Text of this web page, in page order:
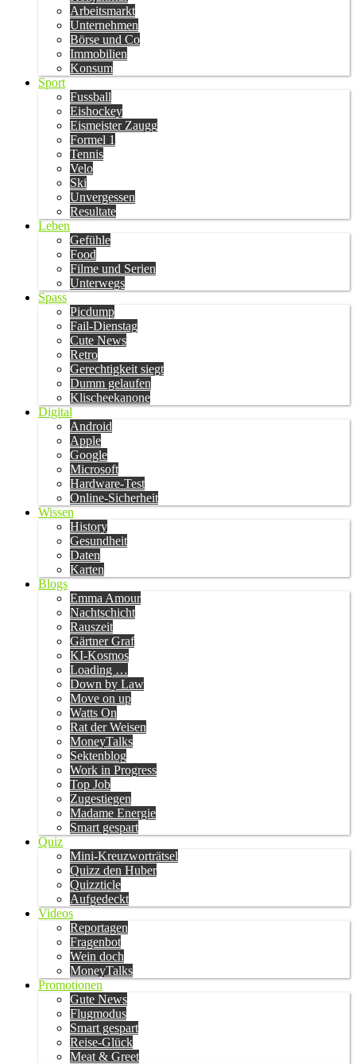
Arbeitsmarkt
Unternehmen
Börse und Co
Immobilien
Konsum
Sport
Fussball
Eishockey
Eismeister Zaugg
Formel 1
Tennis
Velo
Ski
Unvergessen
Resultate
Leben
Gefühle
Food
Filme und Serien
Unterwegs
Spass
Picdump
Fail-Dienstag
Cute News
Retro
Gerechtigkeit siegt
Dumm gelaufen
Klischeekanone
Digital
Android
Apple
Google
Microsoft
Hardware-Test
Online-Sicherheit
Wissen
History
Gesundheit
Daten
Karten
Blogs
Emma Amour
Nachtschicht
Rauszeit
Gärtner Graf
KI-Kosmos
Loading …
Down by Law
Move on up
Watts On
Rat der Weisen
MoneyTalks
Sektenblog
Work in Progress
Top Job
Zugestiegen
Madame Energie
Smart gespart
Quiz
Mini-Kreuzworträtsel
Quizz den Huber
Quizzticle
Aufgedeckt
Videos
Reportagen
Fragenbot
Wein doch
MoneyTalks
Promotionen
Gute News
Flugmodus
Smart gespart
Reise-Glück
Meat & Greet